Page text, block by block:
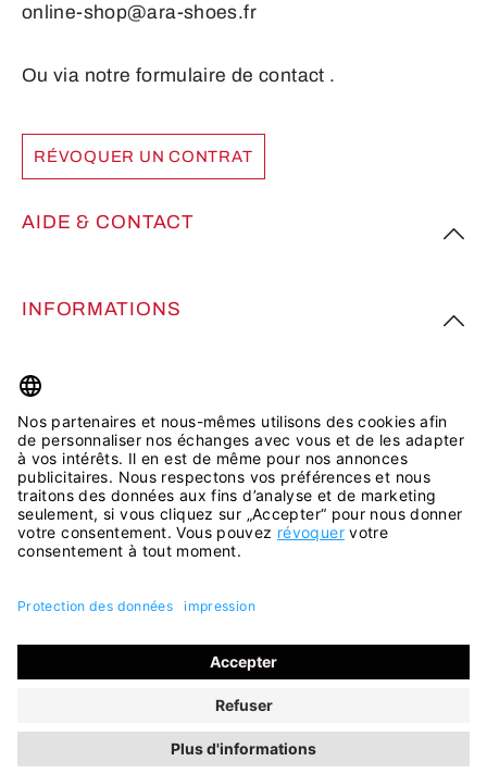
online-shop@ara-shoes.fr
Ou via notre formulaire de contact .
RÉVOQUER UN CONTRAT
AIDE & CONTACT
INFORMATIONS
PLUS D’INSPIRATION
© 2026 ara Shop
Tous les prix incluent la TVA plus les
éventuels frais de livraison, sauf indication contraire.